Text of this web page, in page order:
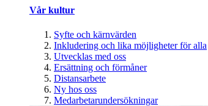
Vår kultur
Syfte och kärnvärden
Inkludering och lika möjligheter för alla
Utvecklas med oss
Ersättning och förmåner
Distansarbete
Ny hos oss
Medarbetarundersökningar